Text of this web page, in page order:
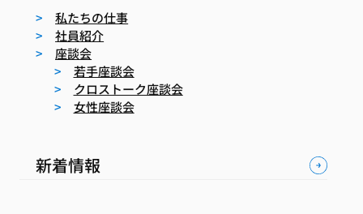
私たちの仕事
社員紹介
座談会
若手座談会
クロストーク座談会
女性座談会
新着情報